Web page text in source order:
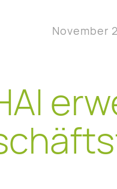
November